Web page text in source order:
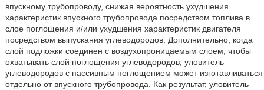
впускному трубопроводу, снижая вероятность ухудшения
характеристик впускного трубопровода посредством топлива в
слое поглощения и/или ухудшения характеристик двигателя
посредством выпускания углеводородов. Дополнительно, когда
слой подложки соединен с воздухопроницаемым слоем, чтобы
охватывать слой поглощения углеводородов, уловитель
углеводородов с пассивным поглощением может изготавливаться
отдельно от впускного трубопровода. Как результат, уловитель